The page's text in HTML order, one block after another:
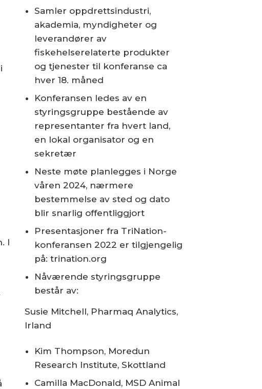
Samler oppdrettsindustri,
akademia, myndigheter og
leverandører av
fiskehelserelaterte produkter
og tjenester til konferanse ca
hver 18. måned
Konferansen ledes av en
styringsgruppe bestående av
representanter fra hvert land,
en lokal organisator og en
sekretær
Neste møte planlegges i Norge
våren 2024, nærmere
bestemmelse av sted og dato
blir snarlig offentliggjort
Presentasjoner fra TriNation-
konferansen 2022 er tilgjengelig
på: trination.org
Nåværende styringsgruppe
består av:
Susie Mitchell, Pharmaq Analytics,
Irland
Kim Thompson, Moredun
Research Institute, Skottland
Camilla MacDonald, MSD Animal
I